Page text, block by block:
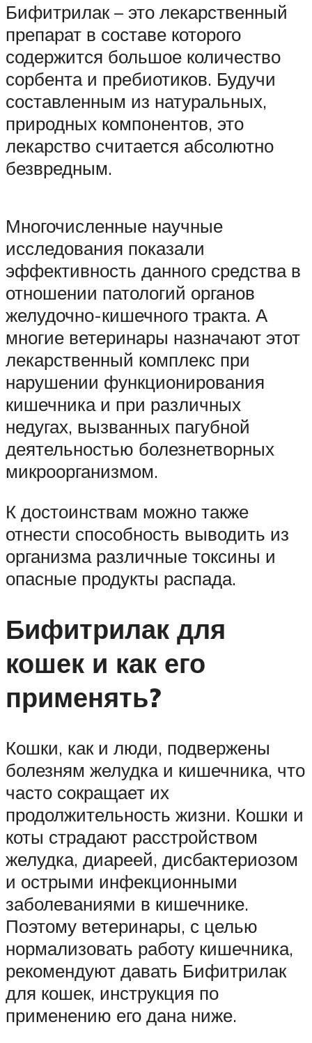
Бифитрилак – это лекарственный
препарат в составе которого
содержится большое количество
сорбента и пребиотиков. Будучи
составленным из натуральных,
природных компонентов, это
лекарство считается абсолютно
безвредным.
Многочисленные научные
исследования показали
эффективность данного средства в
отношении патологий органов
желудочно-кишечного тракта. А
многие ветеринары назначают этот
лекарственный комплекс при
нарушении функционирования
кишечника и при различных
недугах, вызванных пагубной
деятельностью болезнетворных
микроорганизмом.
К достоинствам можно также
отнести способность выводить из
организма различные токсины и
опасные продукты распада.
Бифитрилак для
кошек и как его
применять?
Кошки, как и люди, подвержены
болезням желудка и кишечника, что
часто сокращает их
продолжительность жизни. Кошки и
коты страдают расстройством
желудка, диареей, дисбактериозом
и острыми инфекционными
заболеваниями в кишечнике.
Поэтому ветеринары, с целью
нормализовать работу кишечника,
рекомендуют давать Бифитрилак
для кошек, инструкция по
применению его дана ниже.